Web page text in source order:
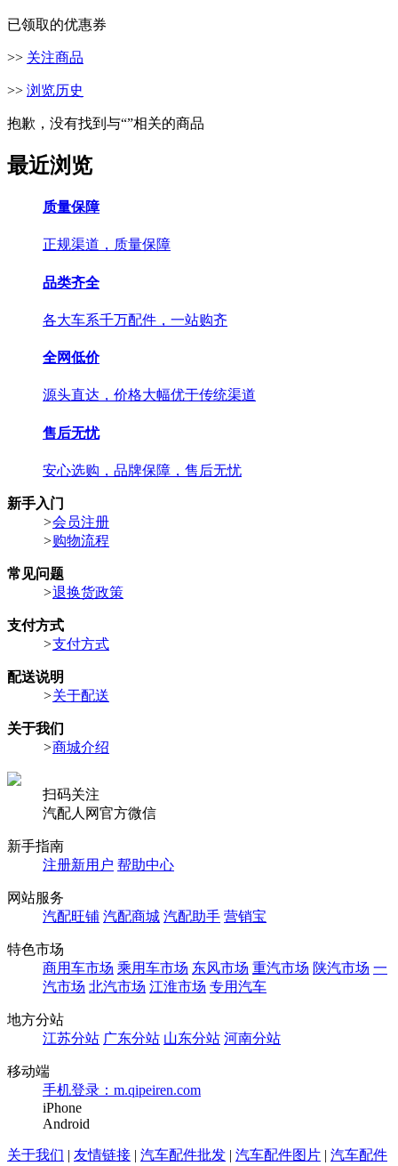
已领取的优惠券
>> 关注商品
>> 浏览历史
抱歉，没有找到与“”相关的商品
最近浏览
质量保障
正规渠道，质量保障
品类齐全
各大车系千万配件，一站购齐
全网低价
源头直达，价格大幅优于传统渠道
售后无忧
安心选购，品牌保障，售后无忧
新手入门
>会员注册
>购物流程
常见问题
>退换货政策
支付方式
>支付方式
配送说明
>关于配送
关于我们
>商城介绍
扫码关注
汽配人网官方微信
新手指南
注册新用户 帮助中心
网站服务
汽配旺铺 汽配商城 汽配助手 营销宝
特色市场
商用车市场 乘用车市场 东风市场 重汽市场 陕汽市场 一
汽市场 北汽市场 江淮市场 专用汽车
地方分站
江苏分站 广东分站 山东分站 河南分站
移动端
手机登录：m.qipeiren.com
iPhone
Android
关于我们 | 友情链接 | 汽车配件批发 | 汽车配件图片 | 汽车配件